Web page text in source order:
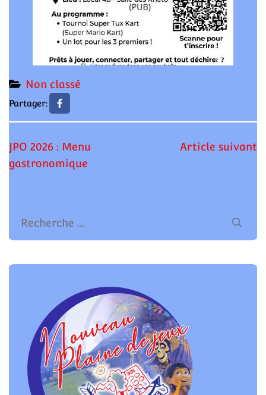
Non classé
Partager:
Navigation
de
JPO 2026 : Menu
gastronomique
Article suivant